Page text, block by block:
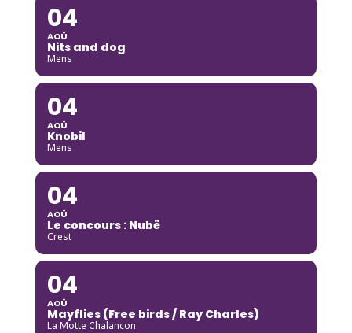
04
AOÛ
Nits and dog
Mens
04
AOÛ
Knobil
Mens
04
AOÛ
Le concours : Nubë
Crest
04
AOÛ
Mayflies (Free birds / Ray Charles)
La Motte Chalancon